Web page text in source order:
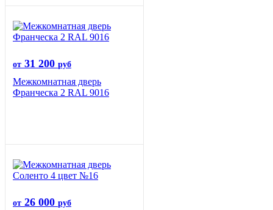
от 31 200 руб
Межкомнатная дверь
Франческа 2 RAL 9016
от 26 000 руб